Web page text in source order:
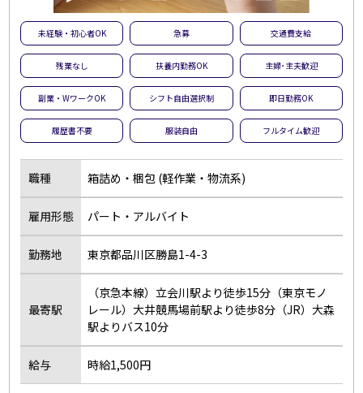
未経験・初心者OK 急募 交通費支給
残業なし 扶養内勤務OK 主婦･主夫歓迎
副業・WワークOK シフト自由選択制 即日勤務OK
履歴書不要 服装自由 フルタイム歓迎
職種 箱詰め・梱包 (軽作業・物流系)
雇用形態 パート・アルバイト
勤務地 東京都品川区勝島1-4-3
最寄駅
（京急本線）立会川駅より徒歩15分（東京モノ
レール）大井競馬場前駅より徒歩8分（JR）大森
駅よりバス10分
給与 時給1,500円
未経験・初心者OK
大量募集
夜勤のお仕事
残業なし
扶養内勤務OK
大学生歓迎
主婦･主夫歓迎
経験者歓迎
副業・WワークOK
シフト自由選択制
即日勤務OK
友達と応募OK
駅チカ･駅ナカ
服装自由
土日休み
長期
短期
単発・1日OK
外国人活躍中
留学生歓迎